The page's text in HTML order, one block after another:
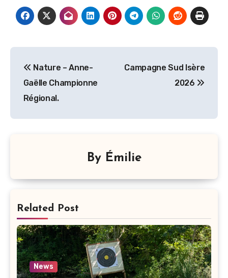
de
l’article
Nature – Anne-
Gaëlle Championne
Régional.
Campagne Sud Isère
2026
By Émilie
Related Post
News